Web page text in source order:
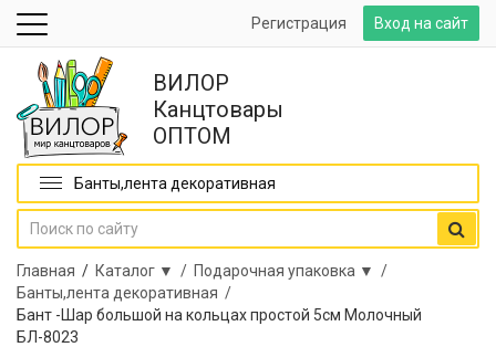
Вход на сайт
Регистрация
ВИЛОР
Канцтовары
ОПТОМ
Банты,лента декоративная
Главная / Каталог ▼ / Подарочная упаковка ▼ /
Банты,лента декоративная /
Бант -Шар большой на кольцах простой 5см Молочный
БЛ-8023